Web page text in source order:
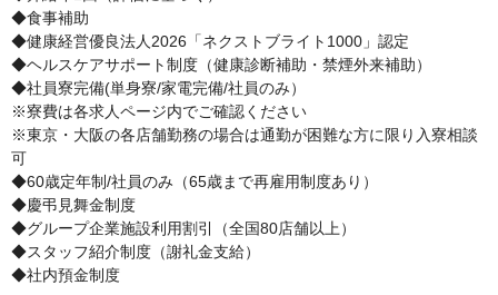
◆食事補助
◆健康経営優良法人2026「ネクストブライト1000」認定
◆ヘルスケアサポート制度（健康診断補助・禁煙外来補助）
◆社員寮完備(単身寮/家電完備/社員のみ）
※寮費は各求人ページ内でご確認ください
※東京・大阪の各店舗勤務の場合は通勤が困難な方に限り入寮相談
可
◆60歳定年制/社員のみ（65歳まで再雇用制度あり）
◆慶弔見舞金制度
◆グループ企業施設利用割引（全国80店舗以上）
◆スタッフ紹介制度（謝礼金支給）
◆社内預金制度